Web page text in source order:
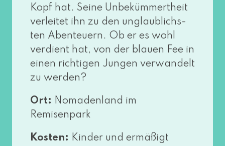
Kopf hat. Seine Unbekümmertheit
ver­lei­tet ihn zu den unglaub­lichs­
ten Abenteuern. Ob er es wohl
ver­dient hat, von der blau­en Fee in
einen rich­ti­gen Jungen ver­wan­delt
zu werden?
Ort: Nomadenland im
Remisenpark
Kosten: Kinder und ermä­ßigt